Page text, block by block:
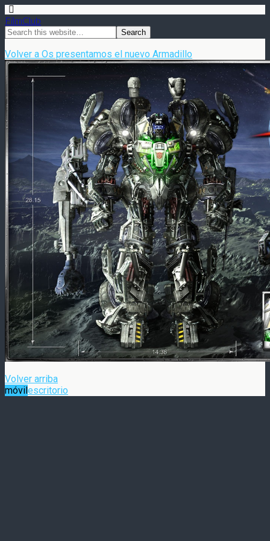
FilmClub
Volver a Os presentamos el nuevo Armadillo
Volver arriba
móvilescritorio